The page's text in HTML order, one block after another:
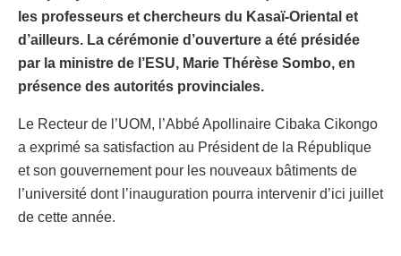
les professeurs et chercheurs du Kasaï-Oriental et
d’ailleurs. La cérémonie d’ouverture a été présidée
par la ministre de l’ESU, Marie Thérèse Sombo, en
présence des autorités provinciales.
‎Le Recteur de l’UOM, l’Abbé Apollinaire Cibaka Cikongo
a exprimé sa satisfaction au Président de la République
et son gouvernement pour les nouveaux bâtiments de
l’université dont l’inauguration pourra intervenir d’ici juillet
de cette année.